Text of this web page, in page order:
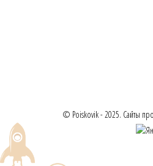
© Poiskovik - 2025. Сайты